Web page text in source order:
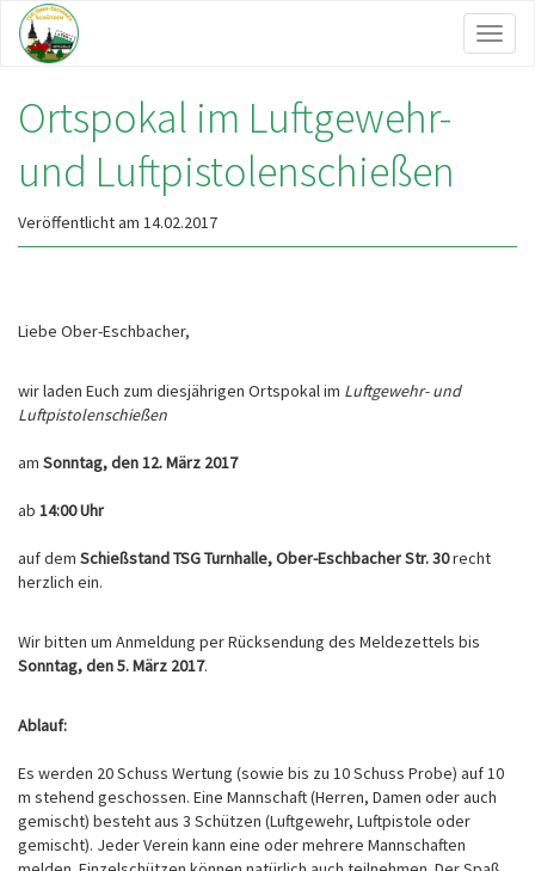
Ortspokal im Luftgewehr-
und Luftpistolenschießen
Veröffentlicht am 14.02.2017
Liebe Ober-Eschbacher,
wir laden Euch zum diesjährigen Ortspokal im Luftgewehr- und
Luftpistolenschießen
am Sonntag, den 12. März 2017
ab 14:00 Uhr
auf dem Schießstand TSG Turnhalle, Ober-Eschbacher Str. 30recht
herzlich ein.
Wir bitten um Anmeldung per Rücksendung des Meldezettels bis
Sonntag, den 5. März 2017.
Ablauf:
Es werden 20 Schuss Wertung (sowie bis zu 10 Schuss Probe) auf 10
m stehend geschossen. Eine Mannschaft (Herren, Damen oder auch
gemischt) besteht aus 3 Schützen (Luftgewehr, Luftpistole oder
gemischt). Jeder Verein kann eine oder mehrere Mannschaften